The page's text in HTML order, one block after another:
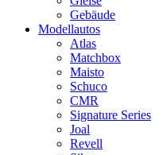
Gebäude
Modellautos
Atlas
Matchbox
Maisto
Schuco
CMR
Signature Series
Joal
Revell